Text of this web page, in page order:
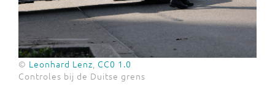
© Leonhard Lenz, CC0 1.0
Controles bij de Duitse grens